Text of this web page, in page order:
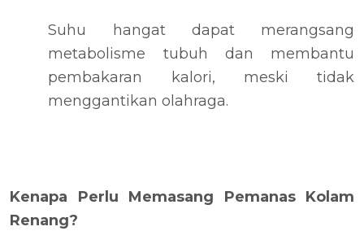
Suhu hangat dapat merangsang
metabolisme tubuh dan membantu
pembakaran kalori, meski tidak
menggantikan olahraga.
Kenapa Perlu Memasang Pemanas Kolam
Renang?